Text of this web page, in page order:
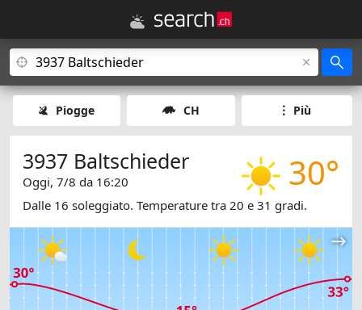
Piogge CH Più
30°
3937 Baltschieder
Oggi, 7/8 da 16:20
Dalle 16 soleggiato. Temperature tra 20 e 31 gradi.